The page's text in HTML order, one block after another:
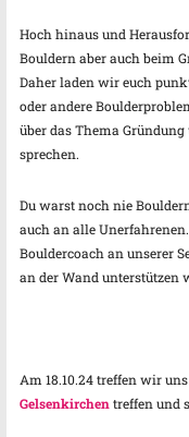
Hoch hinaus und
Bouldern aber auch beim
Daher laden wir euch
oder andere
über das Thema
sprechen.
Du warst noch nie
auch an alle
Bouldercoach an unserer
an der Wand unterstützen
Am 18.10.24 treffen wir
Gelsenkirchen treffen und